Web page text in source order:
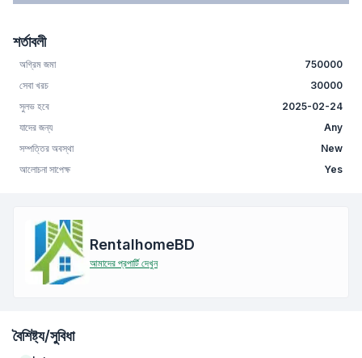
শর্তাবলী
অগ্রিম জমা
750000
সেবা খরচ
30000
সুলভ হবে
2025-02-24
যাদের জন্য
Any
সম্পত্তির অবস্থা
New
আলোচনা সাপেক্ষ
Yes
RentalhomeBD
আমাদের প্রপার্টি দেখুন
বৈশিষ্ট্য/সুবিধা